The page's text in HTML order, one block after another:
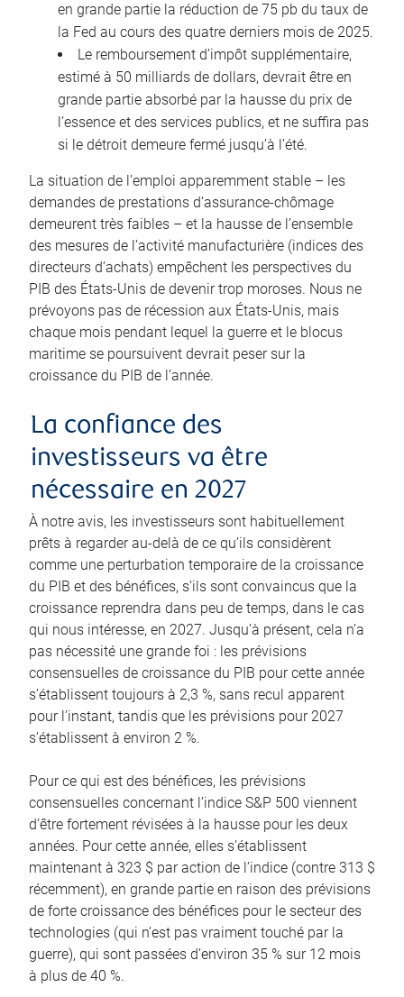
en grande partie la réduction de 75 pb du taux de
la Fed au cours des quatre derniers mois de 2025.
Le remboursement d’impôt supplémentaire,
estimé à 50 milliards de dollars, devrait être en
grande partie absorbé par la hausse du prix de
l’essence et des services publics, et ne suffira pas
si le détroit demeure fermé jusqu’à l’été.
La situation de l’emploi apparemment stable – les
demandes de prestations d’assurance-chômage
demeurent très faibles – et la hausse de l’ensemble
des mesures de l’activité manufacturière (indices des
directeurs d’achats) empêchent les perspectives du
PIB des États-Unis de devenir trop moroses. Nous ne
prévoyons pas de récession aux États-Unis, mais
chaque mois pendant lequel la guerre et le blocus
maritime se poursuivent devrait peser sur la
croissance du PIB de l’année.
La confiance des
investisseurs va être
nécessaire en 2027
À notre avis, les investisseurs sont habituellement
prêts à regarder au-delà de ce qu’ils considèrent
comme une perturbation temporaire de la croissance
du PIB et des bénéfices, s’ils sont convaincus que la
croissance reprendra dans peu de temps, dans le cas
qui nous intéresse, en 2027. Jusqu’à présent, cela n’a
pas nécessité une grande foi : les prévisions
consensuelles de croissance du PIB pour cette année
s’établissent toujours à 2,3 %, sans recul apparent
pour l’instant, tandis que les prévisions pour 2027
s’établissent à environ 2 %.
Pour ce qui est des bénéfices, les prévisions
consensuelles concernant l’indice S&P 500 viennent
d’être fortement révisées à la hausse pour les deux
années. Pour cette année, elles s’établissent
maintenant à 323 $ par action de l’indice (contre 313 $
récemment), en grande partie en raison des prévisions
de forte croissance des bénéfices pour le secteur des
technologies (qui n’est pas vraiment touché par la
guerre), qui sont passées d’environ 35 % sur 12 mois
à plus de 40 %.